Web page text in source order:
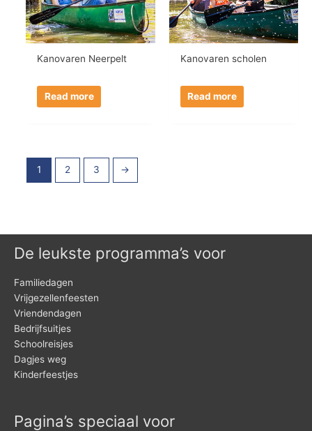
Kanovaren Neerpelt
Read more
Kanovaren scholen
Read more
1 2 3 →
De leukste programma’s voor
Familiedagen
Vrijgezellenfeesten
Vriendendagen
Bedrijfsuitjes
Schoolreisjes
Dagjes weg
Kinderfeestjes
Pagina’s speciaal voor